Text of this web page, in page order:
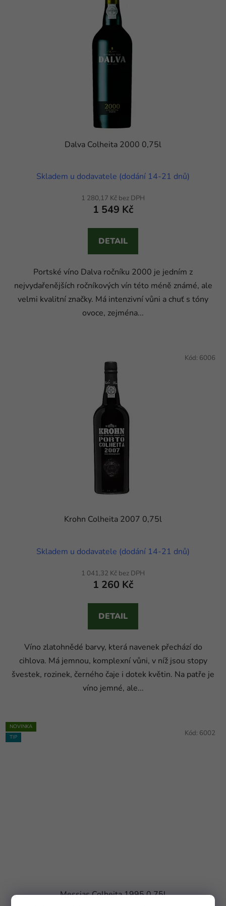
Dalva Colheita 2000 0,75l
Skladem u dodavatele (dodání 14-21 dnů)
1 280,17 Kč bez DPH
1 549 Kč
DETAIL
Portské víno Dalva ročníku 2000 je jedním z
nejvydařenějších ročníkových vín této méně známé, ale
velmi kvalitní značky. Má intenzivní vůni a chuť s tóny
ovoce, zejména...
Krohn Colheita 2007 0,75l
Skladem u dodavatele (dodání 14-21 dnů)
1 041,32 Kč bez DPH
1 260 Kč
DETAIL
Víno zlatohnědé barvy, která navenek přechází do
cihlova. Má jemnou, komplexní vůni, v níž jsou stopy
švestek, rozinek, černého čaje i dotek květin. Na patře je
víno jemné, ale...
Kód: 6006
NOVINKA
TIP
Messias Colheita 1995 0,75l
Kód: 6002